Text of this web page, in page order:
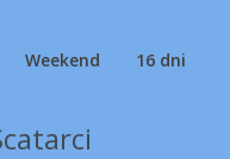
Weekend 16 dni